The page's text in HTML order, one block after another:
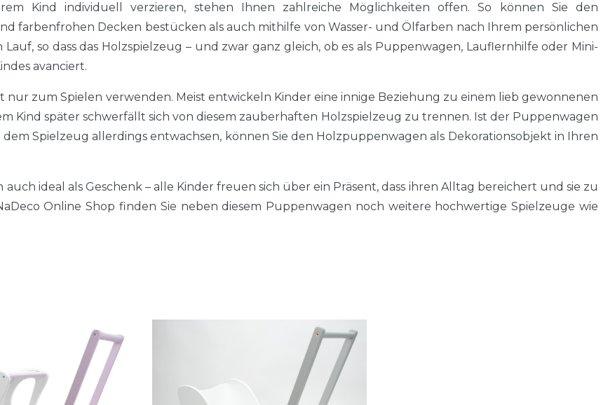
Kind individuell verzieren, stehen Ihnen zahlreiche Möglichkeiten offen. So können Sie den
farbenfrohen Decken bestücken als auch mithilfe von Wasser- und Ölfarben nach Ihrem persönlichen
so dass das Holzspielzeug – und zwar ganz gleich, ob es als Puppenwagen, Lauflernhilfe oder Mini-
avanciert.
zum Spielen verwenden. Meist entwickeln Kinder eine innige Beziehung zu einem lieb gewonnenen
Kind später schwerfällt sich von diesem zauberhaften Holzspielzeug zu trennen. Ist der Puppenwagen
Spielzeug allerdings entwachsen, können Sie den Holzpuppenwagen als Dekorationsobjekt in Ihren
ideal als Geschenk – alle Kinder freuen sich über ein Präsent, dass ihren Alltag bereichert und sie zu
Online Shop finden Sie neben diesem Puppenwagen noch weitere hochwertige Spielzeuge wie